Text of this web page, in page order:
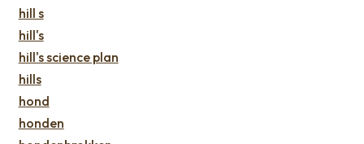
hill s
hill's
hill's science plan
hills
hond
honden